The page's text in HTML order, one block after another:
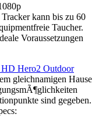
kann bis zu 60
Taucher.
Voraussetzungen
Hero2 Outdoor
gleichnamigen Hause
sind gegeben.